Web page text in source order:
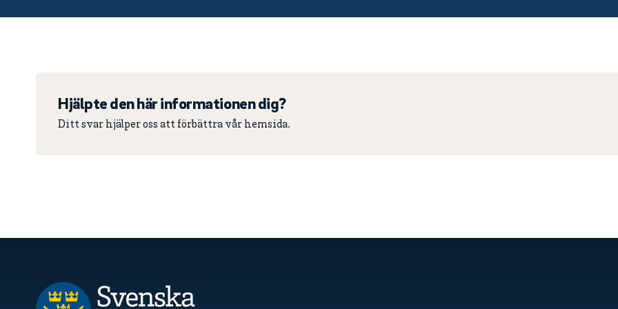
Hjälpte den här informationen dig?
Ditt svar hjälper oss att förbättra vår hemsida.